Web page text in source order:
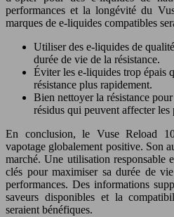
performances et la longévité du
marques de e-liquides compatibles
Utiliser des e-liquides de
durée de vie de la résistance.
Éviter les e-liquides trop épais
résistance plus rapidement.
Bien nettoyer la résistance
résidus qui peuvent affecter les
En conclusion, le Vuse Reload
vapotage globalement positive. Son
marché. Une utilisation responsable
clés pour maximiser sa durée de
performances. Des informations
saveurs disponibles et la
seraient bénéfiques.